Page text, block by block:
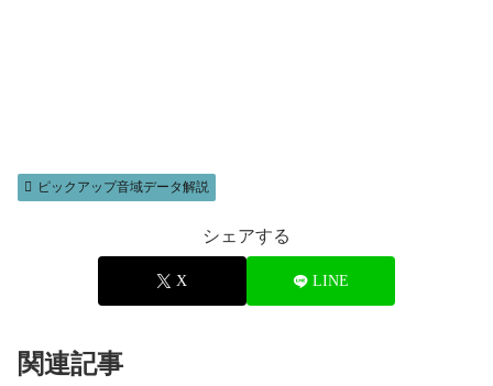
ピックアップ音域データ解説
シェアする
X LINE
関連記事